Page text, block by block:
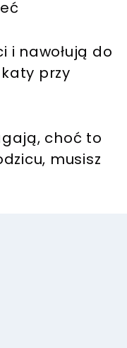
i nawołują do
przy
choć to
musisz